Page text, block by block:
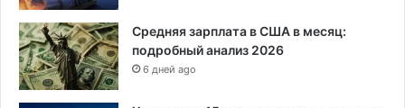
Средняя зарплата в США в месяц:
подробный анализ 2026
6 дней ago